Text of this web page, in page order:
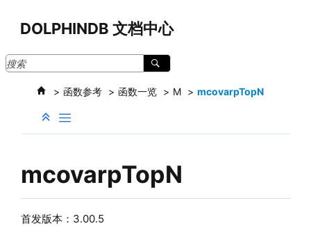
DOLPHINDB 文档中心
函数参考 函数一览 M mcovarpTopN
mcovarpTopN
首发版本： 3.00.5